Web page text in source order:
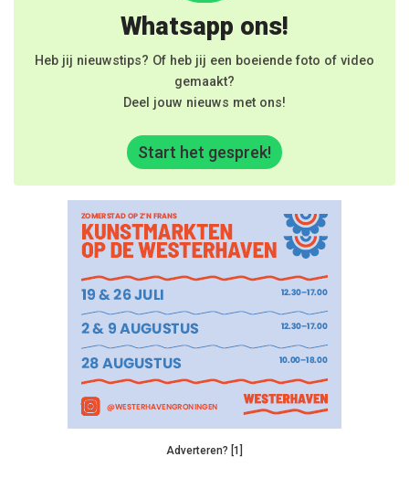
Whatsapp ons!
Heb jij nieuwstips? Of heb jij een boeiende foto of video
gemaakt?
Deel jouw nieuws met ons!
Start het gesprek!
Adverteren? [1]